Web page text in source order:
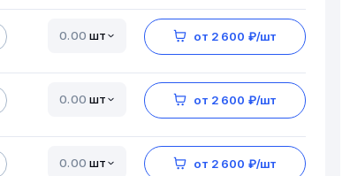
шт от 2 600 ₽/шт
шт от 2 600 ₽/шт
шт от 2 600 ₽/шт